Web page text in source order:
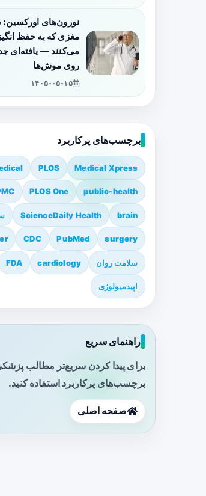
نورون‌های
مغزی که به حفظ
می‌کنند — یافته‌ای
روی موش‌ها
۱۴۰۵-۰۵-۱۵
برچسب‌های پرکاربرد
Medical Xpress
PLOS
public-health
PLOS One
brain
ScienceDaily Health
surgery
PubMed
CDC
سلامت روان cardiology
FDA
اپیدمیولوژی
راهنمای سریع
برای پیدا کردن سریع‌تر مطالب
برچسب‌های پرکاربرد استفاده کنید.
صفحه اصلی